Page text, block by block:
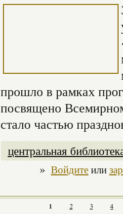
прошло в рамках
посвящено
стало частью
центральная
» Войдитеили
1 2 3 4